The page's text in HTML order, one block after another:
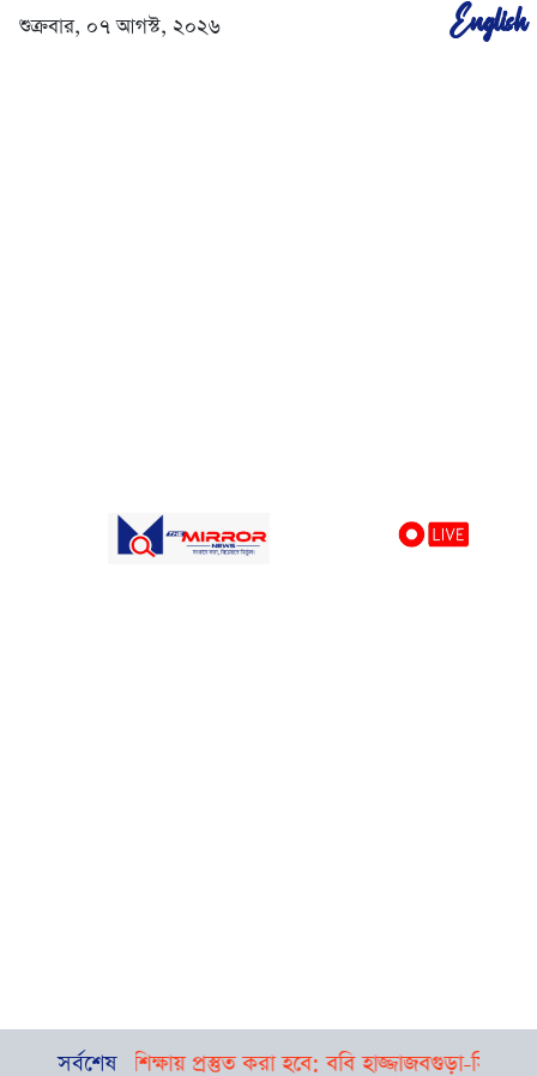
শুক্রবার, ০৭ আগস্ট, ২০২৬ English
সর্বশেষ
শিক্ষায় প্রস্তুত করা হবে: ববি হাজ্জাজবগুড়া-সিলেটে পৃথক